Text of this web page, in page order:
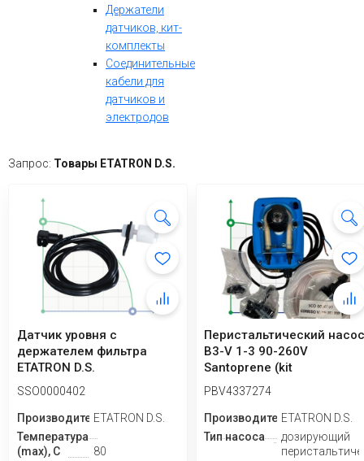
Держатели
датчиков, кит-
комплекты
Соединительные
кабели для
датчиков и
электродов
Запрос: Товары ETATRON D.S.
Датчик уровня с
держателем фильтра
ETATRON D.S.
SSO0000402
ПроизводительETATRON D.S.
Температура
(max), С
80
Перистальтический
B3-V 1-3 90-260V
Santoprene (kit
SCO0000701)
PBV4337274
ПроизводительETATRON D.S.
Тип насоса
дозирующий